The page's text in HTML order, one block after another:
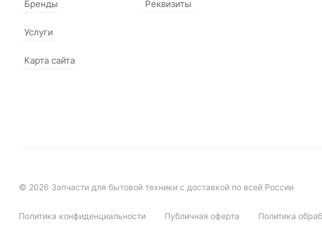
Бренды
Услуги
Карта сайта
Реквизиты
© 2026 Запчасти для бытовой техники с доставкой по всей России
Политика конфиденциальности Публичная оферта Политика